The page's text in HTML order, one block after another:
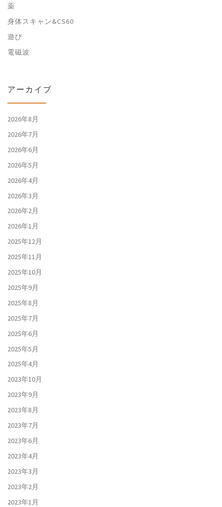
薬
身体スキャン&CS60
遊び
電磁波
アーカイブ
2026年8月
2026年7月
2026年6月
2026年5月
2026年4月
2026年3月
2026年2月
2026年1月
2025年12月
2025年11月
2025年10月
2025年9月
2025年8月
2025年7月
2025年6月
2025年5月
2025年4月
2023年10月
2023年9月
2023年8月
2023年7月
2023年6月
2023年4月
2023年3月
2023年2月
2023年1月